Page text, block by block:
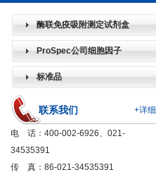
酶联免疫吸附测定试剂盒
（ELISA KIT）
ProSpec公司细胞因子
标准品
+详细
联系我们
电 话：400-002-6926、021-
34535391
传 真：86-021-34535391